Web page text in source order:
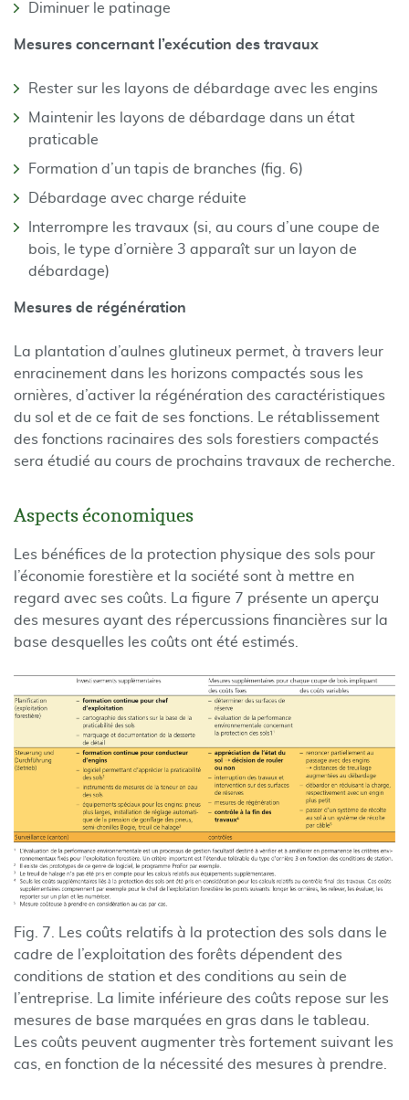
Diminuer le patinage
Mesures concernant l’exécution des travaux
Rester sur les layons de débardage avec les engins
Maintenir les layons de débardage dans un état
praticable
Formation d’un tapis de branches (fig. 6)
Débardage avec charge réduite
Interrompre les travaux (si, au cours d’une coupe de
bois, le type d’ornière 3 apparaît sur un layon de
débardage)
Mesures de régénération
La plantation d’aulnes glutineux permet, à travers leur
enracinement dans les horizons compactés sous les
ornières, d’activer la régénération des caractéristiques
du sol et de ce fait de ses fonctions. Le rétablissement
des fonctions racinaires des sols forestiers compactés
sera étudié au cours de prochains travaux de recherche.
Aspects économiques
Les bénéfices de la protection physique des sols pour
l’économie forestière et la société sont à mettre en
regard avec ses coûts. La figure 7 présente un aperçu
des mesures ayant des répercussions financières sur la
base desquelles les coûts ont été estimés.
Fig. 7. Les coûts relatifs à la protection des sols dans le
cadre de l’exploitation des forêts dépendent des
conditions de station et des conditions au sein de
l’entreprise. La limite inférieure des coûts repose sur les
mesures de base marquées en gras dans le tableau.
Les coûts peuvent augmenter très fortement suivant les
cas, en fonction de la nécessité des mesures à prendre.